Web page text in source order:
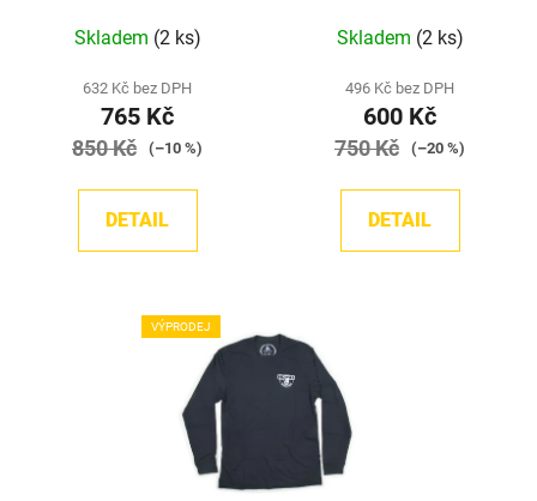
hodnocení
produktu
je
5,0
5
Skladem (2 ks)
632 Kč bez DPH
765 Kč
850 Kč (–10 %)
DETAIL
Skladem (2 ks)
496 Kč bez DPH
600 Kč
750 Kč (–20 %)
DETAIL
VÝPRODEJ